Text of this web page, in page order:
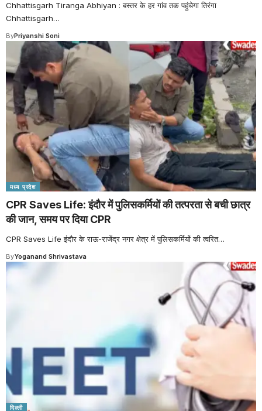
Chhattisgarh Tiranga Abhiyan : बस्तर के हर गांव तक पहुंचेगा तिरंगा
Chhattisgarh…
ByPriyanshi Soni
मध्य प्रदेश
CPR Saves Life: इंदौर में पुलिसकर्मियों की तत्परता से बची छात्र
की जान, समय पर दिया CPR
CPR Saves Life इंदौर के राऊ-राजेंद्र नगर क्षेत्र में पुलिसकर्मियों की त्वरित…
ByYoganand Shrivastava
दिल्ली